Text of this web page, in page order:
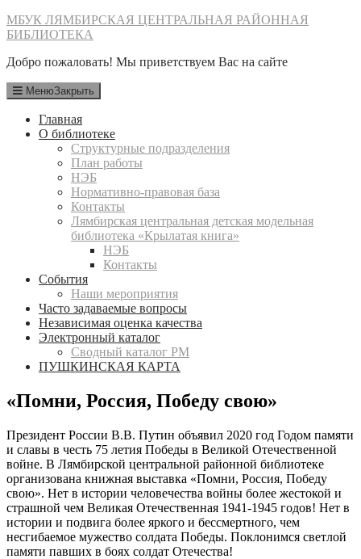
Перейти
к
МБУК ЛЯМБИРСКАЯ ЦЕНТРАЛЬНАЯ РАЙОННАЯ
БИБЛИОТЕКА
Добро пожаловать! Мы приветствуем Вас на сайте
МенюЗакрыть
Главная
О библиотеке
Структурные подразделения
План работы
НЭБ
Нормативно-правовая база
Контакты
Лямбирская центральная детская модельная
библиотека «Крылатая книга»
НЭБ
Контакты
События
Наши мероприятия
Часто задаваемые вопросы
Независимая оценка качества
Электронный каталог
Сводный каталог РМ
ПУШКИНСКАЯ КАРТА
«Помни, Россия, Победу свою»
Президент России В.В. Путин объявил 2020 год Годом памяти
и славы в честь 75 летия Победы в Великой Отечественной
войне. В Лямбирской центральной районной библиотеке
организована книжная выставка «Помни, Россия, Победу
свою». Нет в истории человечества войны более жестокой и
страшной чем Великая Отечественная 1941-1945 годов! Нет в
истории и подвига более яркого и бессмертного, чем
несгибаемое мужество солдата Победы. Поклонимся светлой
памяти павших в боях солдат Отечества!